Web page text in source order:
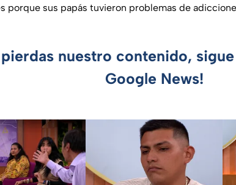
porque sus papás tuvieron problemas de
pierdas nuestro contenido,
Google News!